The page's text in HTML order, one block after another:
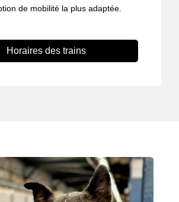
de mobilité la plus adaptée.
Horaires des trains